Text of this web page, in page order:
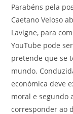
Parabéns pela
Caetano Veloso
Lavigne, para
YouTube pode
pretende que se
mundo.
económica deve
moral e segundo
corresponder ao